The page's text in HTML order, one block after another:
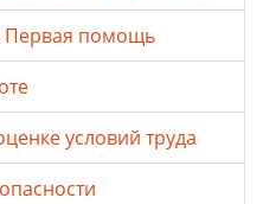
Первая помощь
условий труда